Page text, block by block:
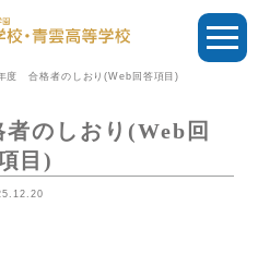
度 合格者のしおり(Web回答項目)
のしおり(Web回
目)